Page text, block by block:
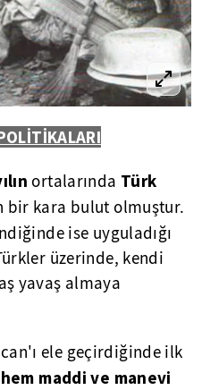
ortalarında Türk
bir kara bulut olmuştur.
ise uyguladığı
üzerinde, kendi
yavaş almaya
ele geçirdiğinde ilk
hem maddi ve manevi